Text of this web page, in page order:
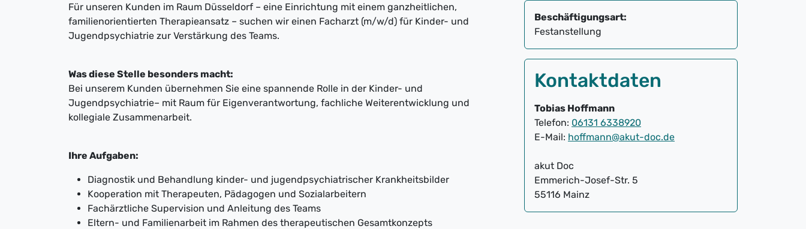
Für unseren Kunden im Raum Düsseldorf – eine Einrichtung mit einem ganzheitlichen,
familienorientierten Therapieansatz – suchen wir einen Facharzt (m/w/d) für Kinder- und
Jugendpsychiatrie zur Verstärkung des Teams.
Was diese Stelle besonders macht:
Bei unserem Kunden übernehmen Sie eine spannende Rolle in der Kinder- und
Jugendpsychiatrie– mit Raum für Eigenverantwortung, fachliche Weiterentwicklung und
kollegiale Zusammenarbeit.
Ihre Aufgaben:
Diagnostik und Behandlung kinder- und jugendpsychiatrischer Krankheitsbilder
Kooperation mit Therapeuten, Pädagogen und Sozialarbeitern
Fachärztliche Supervision und Anleitung des Teams
Eltern- und Familienarbeit im Rahmen des therapeutischen Gesamtkonzepts
Beschäftigungsart:
Festanstellung
Kontaktdaten
Tobias Hoffmann
Telefon: 06131 6338920
E-Mail: hoffmann@akut-doc.de
akut Doc
Emmerich-Josef-Str. 5
55116 Mainz